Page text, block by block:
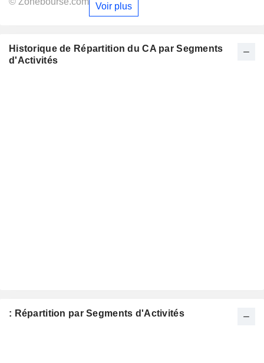
Voir plus
Historique de Répartition du CA par Segments
d'Activités
: Répartition par Segments d'Activités